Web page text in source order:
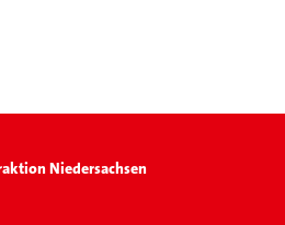
Niedersachsen